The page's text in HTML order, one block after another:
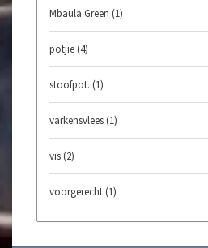
Mbaula Green (1)
potjie (4)
stoofpot. (1)
varkensvlees (1)
vis (2)
voorgerecht (1)